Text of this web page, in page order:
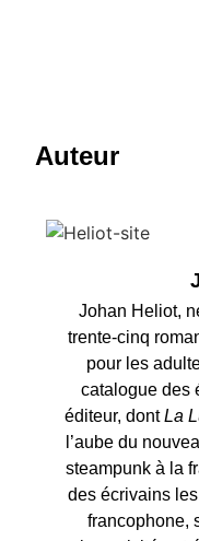
Auteur
Johan Heliot,
trente-cinq
pour les
catalogue des
éditeur, dontLa
l’aube du
steampunk à la
des écrivains
francophone,